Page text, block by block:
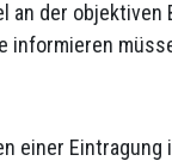
an der objektiven
informieren
einer